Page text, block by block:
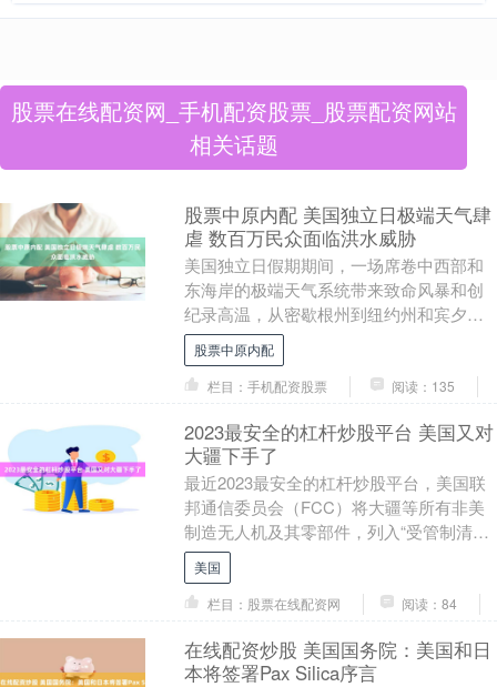
股票在线配资网_手机配资股票_股票配资网站
相关话题
股票中原内配 美国独立日极端天气肆
虐 数百万民众面临洪水威胁
美国独立日假期期间，一场席卷中西部和
东海岸的极端天气系统带来致命风暴和创
纪录高温，从密歇根州到纽约州和宾夕法
尼亚州的大片地区遭遇严重破坏，数百万
民众面临洪水风险....
股票中原内配
栏目：手机配资股票
阅读：135
2023最安全的杠杆炒股平台 美国又对
大疆下手了
最近2023最安全的杠杆炒股平台，美国联
邦通信委员会（FCC）将大疆等所有非美
制造无人机及其零部件，列入“受管制清
单”，禁止其对美出口或在美销售。 理由？
还是“....
美国
栏目：股票在线配资网
阅读：84
在线配资炒股 美国国务院：美国和日
本将签署Pax Silica序言